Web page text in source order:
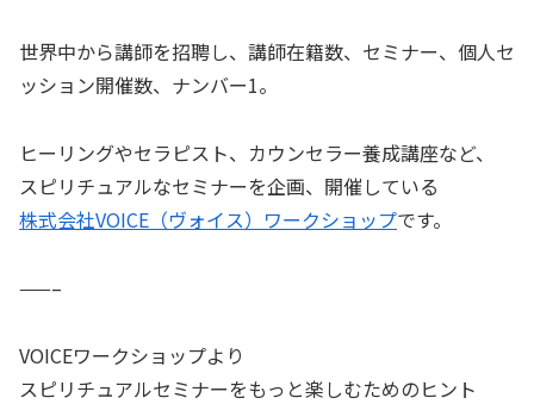
世界中から講師を招聘し、講師在籍数、セミナー、個人セ
ッション開催数、ナンバー1。
ヒーリングやセラピスト、カウンセラー養成講座など、
スピリチュアルなセミナーを企画、開催している
株式会社VOICE（ヴォイス）ワークショップです。
——–
VOICEワークショップより
スピリチュアルセミナーをもっと楽しむためのヒント